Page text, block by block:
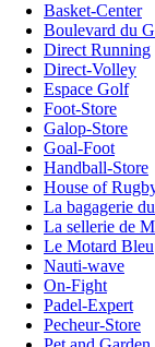
Basket-Center
Boulevard du
Direct Running
Direct-Volley
Espace Golf
Foot-Store
Galop-Store
Goal-Foot
Handball-Store
House of
La bagagerie
La sellerie de
Le Motard Bleu
Nauti-wave
On-Fight
Padel-Expert
Pecheur-Store